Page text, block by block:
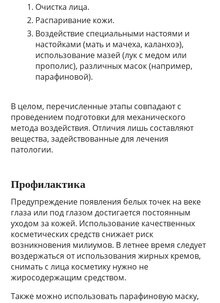
Очистка лица.
Распаривание кожи.
Воздействие специальными настоями и
настойками (мать и мачеха, каланхоэ),
использование мазей (лук с медом или
прополис), различных масок (например,
парафиновой).
В целом, перечисленные этапы совпадают с
проведением подготовки для механического
метода воздействия. Отличия лишь составляют
вещества, задействованные для лечения
патологии.
Профилактика
Предупреждение появления белых точек на веке
глаза или под глазом достигается постоянным
уходом за кожей. Использование качественных
косметических средств снижает риск
возникновения милиумов. В летнее время следует
воздержаться от использования жирных кремов,
снимать с лица косметику нужно не
жиросодержащим средством.
Также можно использовать парафиновую маску,